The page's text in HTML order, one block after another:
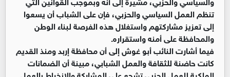
تنظم العمل السياسي والحزبي، فإن على الشباب أن يسعوا
إلى تعزيز مشاركتهم واستغلال هذه الفرصة لبناء الوطن
والمحافظة على أمنه واستقراره.
فيما أشارت النائب أبو غوش إلى أن محافظة إربد ومنذ القديم
كانت حاضنة للثقافة والعمل الشبابي، مبينة أن الضمانات
الملكية للعمل الحزبي تشجع على المشاركة والانخراط بالعمل